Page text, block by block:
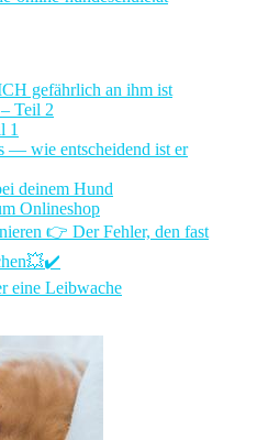
gefährlich an ihm ist
Teil 2
1
— wie entscheidend ist er
deinem Hund
Onlineshop
👉 Der Fehler, den fast
eine Leibwache